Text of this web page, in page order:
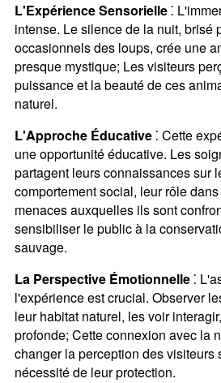
L'Expérience Sensorielle⁚
intense. Le silence de la nuit, brisé
occasionnels des loups, crée une
presque mystique; Les visiteurs
puissance et la beauté de ces
naturel.
L'Approche Éducative⁚ Cette
une opportunité éducative. Les
partagent leurs connaissances sur
comportement social, leur rôle
menaces auxquelles ils sont
sensibiliser le public à la
sauvage.
La Perspective Émotionnelle⁚
l'expérience est crucial. Observer
leur habitat naturel, les voir
profonde; Cette connexion avec la
changer la perception des visiteurs
nécessité de leur protection.